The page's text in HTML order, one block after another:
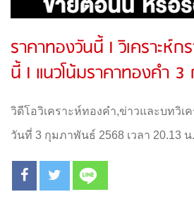
ราคาทองวันนี้ l วิเคราะห์
นี้ l แนวโน้มราคาทองคำ
วิดีโอวิเคราะห์ทองคำ,ข่าวและบทวิเ
วันที่ 3 กุมภาพันธ์ 2568 เวลา 20.13 น.